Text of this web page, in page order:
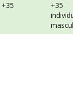
+35
+35
individual